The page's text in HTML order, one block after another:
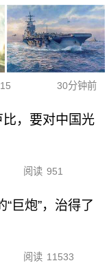
30分钟前
，要对中国光
阅读 951
巨炮”，治得了
阅读 11533